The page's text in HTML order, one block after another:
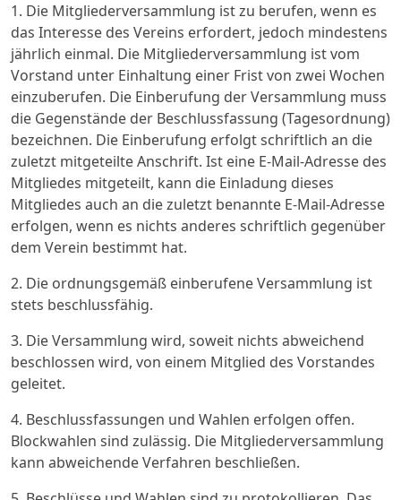
1. Die Mitgliederversammlung ist zu berufen, wenn es
das Interesse des Vereins erfordert, jedoch mindestens
jährlich einmal. Die Mitgliederversammlung ist vom
Vorstand unter Einhaltung einer Frist von zwei Wochen
einzuberufen. Die Einberufung der Versammlung muss
die Gegenstände der Beschlussfassung (Tagesordnung)
bezeichnen. Die Einberufung erfolgt schriftlich an die
zuletzt mitgeteilte Anschrift. Ist eine E-Mail-Adresse des
Mitgliedes mitgeteilt, kann die Einladung dieses
Mitgliedes auch an die zuletzt benannte E-Mail-Adresse
erfolgen, wenn es nichts anderes schriftlich gegenüber
dem Verein bestimmt hat.
2. Die ordnungsgemäß einberufene Versammlung ist
stets beschlussfähig.
3. Die Versammlung wird, soweit nichts abweichend
beschlossen wird, von einem Mitglied des Vorstandes
geleitet.
4. Beschlussfassungen und Wahlen erfolgen offen.
Blockwahlen sind zulässig. Die Mitgliederversammlung
kann abweichende Verfahren beschließen.